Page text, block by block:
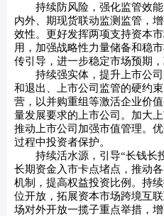
持续防风险，强化监管效
内外、期现货联动监测监管，
效性。更好发挥两项支持资本
用，加强战略性力量储备和稳
传引导，进一步稳定市场预期
持续强实体，提升上市公
和退出、上市公司监管的硬约
营，以并购重组等激活企业价
量发展要求的上市公司。加大
推动上市公司加强市值管理。
过程中投资者保护。
持续活水源，引导“长钱长
长期资金入市卡点堵点，推动
机制，提高权益投资比例。持
位开放，拓展资本市场跨境互
场对外开放一揽子重点举措，